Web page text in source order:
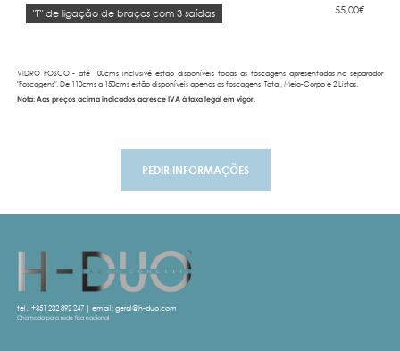
"T" de ligação de braços com 3 saídas 55,00€
VIDRO FOSCO - até 100cms inclusivé estão disponíveis todas as foscagens apresentadas no separador
"Foscagens". De 110cms a 150cms estão disponíveis apenas as foscagens: Total, Meio-Corpo e 2 Listas.
Nota: Aos preços acima indicados acresce IVA à taxa legal em vigor.
PEDIR INFORMAÇÕES
tel.: +351 232 892 247| email: geral@h-duo.com
Chamada para rede fixa nacional